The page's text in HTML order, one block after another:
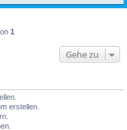
1
Gehe zu
erstellen.